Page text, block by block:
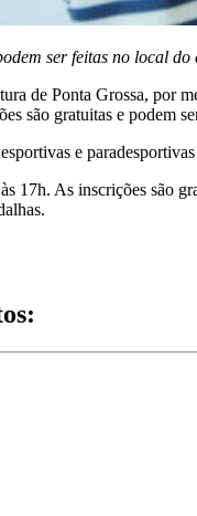
ser feitas no local do
de Ponta Grossa, por
são gratuitas e podem
e
17h. As inscrições são